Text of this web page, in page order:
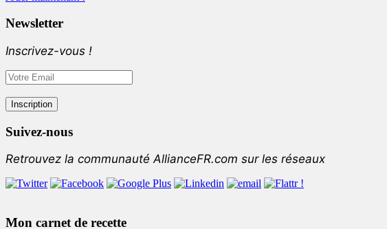
Newsletter
Inscrivez-vous !
Suivez-nous
Retrouvez la communauté AllianceFR.com sur les réseaux
Mon carnet de recette